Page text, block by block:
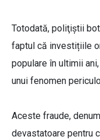
Totodată, poliţiştii
faptul că investițiile
populare în ultimii
unui fenomen
Aceste fraude,
devastatoare pentru